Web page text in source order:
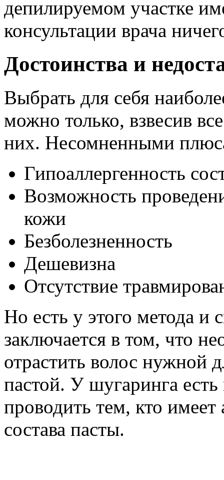
депилируемом участке
консультации врача
Достоинства и
Выбрать для себя
можно только, взвесив
них. Несомненными
Гипоаллергенность
Возможность
кожи
Безболезненность
Дешевизна
Отсутствие
Но есть у этого метода и
заключается в том, что
отрастить волос нужной
пастой. У шугаринга есть
проводить тем, кто
состава пасты.